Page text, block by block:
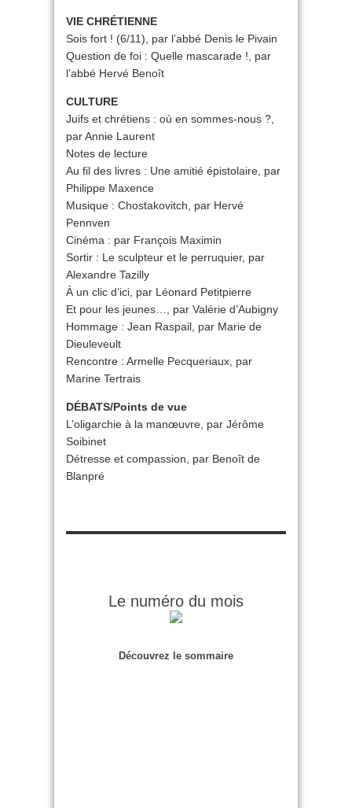
VIE CHRÉTIENNE
Sois fort ! (6/11), par l’abbé Denis le Pivain
Question de foi : Quelle mascarade !, par
l’abbé Hervé Benoît
CULTURE
Juifs et chrétiens : où en sommes-nous ?,
par Annie Laurent
Notes de lecture
Au fil des livres : Une amitié épistolaire, par
Philippe Maxence
Musique : Chostakovitch, par Hervé
Pennven
Cinéma : par François Maximin
Sortir : Le sculpteur et le perruquier, par
Alexandre Tazilly
À un clic d’ici, par Léonard Petitpierre
Et pour les jeunes…, par Valérie d’Aubigny
Hommage : Jean Raspail, par Marie de
Dieuleveult
Rencontre : Armelle Pecqueriaux, par
Marine Tertrais
DÉBATS/Points de vue
L’oligarchie à la manœuvre, par Jérôme
Soibinet
Détresse et compassion, par Benoît de
Blanpré
Le numéro du mois
Découvrez le sommaire